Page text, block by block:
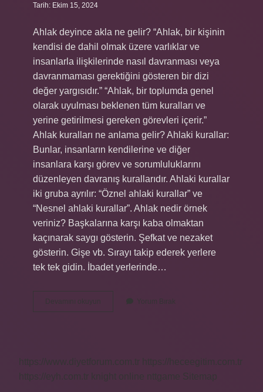
Tarih: Ekim 15, 2024
Ahlak deyince akla ne gelir? “Ahlak, bir kişinin
kendisi de dahil olmak üzere varlıklar ve
insanlarla ilişkilerinde nasıl davranması veya
davranmaması gerektiğini gösteren bir dizi
değer yargısıdır.” “Ahlak, bir toplumda genel
olarak uyulması beklenen tüm kuralları ve
yerine getirilmesi gereken görevleri içerir.”
Ahlak kuralları ne anlama gelir? Ahlaki kurallar:
Bunlar, insanların kendilerine ve diğer
insanlara karşı görev ve sorumluluklarını
düzenleyen davranış kurallarıdır. Ahlaki kurallar
iki gruba ayrılır: “Öznel ahlaki kurallar” ve
“Nesnel ahlaki kurallar”. Ahlak nedir örnek
veriniz? Başkalarına karşı kaba olmaktan
kaçınarak saygı gösterin. Şefkat ve nezaket
gösterin. Gişe vb. Sırayı takip ederek yerlere
tek tek gidin. İbadet yerlerinde…
Devamını okuyun
Kurallar
Yorum Bırak
https://www.diyetforum.com.tr
https://heceegitim.com.tr
https://eyh.com.tr
knight online nttgame Sitemap